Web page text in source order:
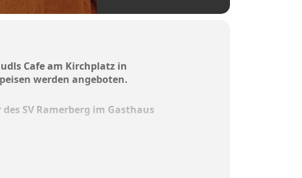
Cafe am Kirchplatz in
werden angeboten.
SV Ramerberg im Gasthaus
Lerch